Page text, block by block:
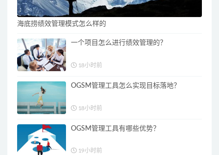
海底捞绩效管理模式怎么样的
一个项目怎么进行绩效管理的？
18小时前
OGSM管理工具怎么实现目标落地？
18小时前
OGSM管理工具有哪些优势？
19小时前